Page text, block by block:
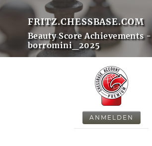
FRITZ.CHESSBASE.COM
Beauty Score Achievements -
borromini_2025
ANMELDEN